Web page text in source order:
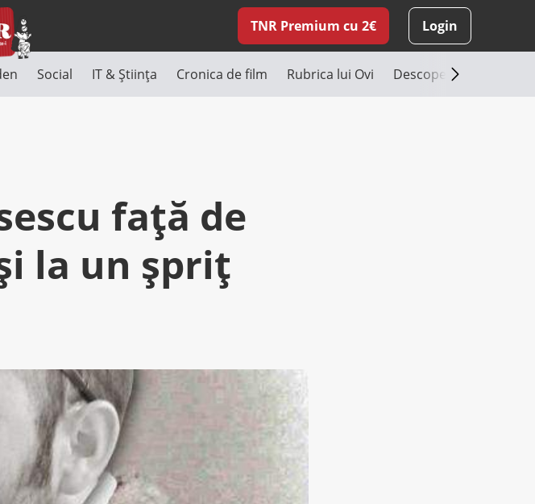
TNR Premium cu 2€ Login
Social IT & Știința Cronica de film Rubrica lui Ovi Descoperă România
faţă de
la un şpriţ